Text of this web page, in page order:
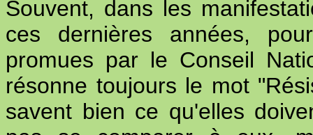
Souvent, dans les
ces dernières années,
promues par le Conseil
résonne toujours le mot
savent bien ce qu'elles